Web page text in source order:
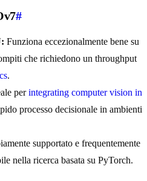
#
Funziona eccezionalmente bene su
che richiedono un throughput
.
perintegrating computer vision in
processo decisionale in ambienti
supportato e frequentemente
nella ricerca basata su PyTorch.